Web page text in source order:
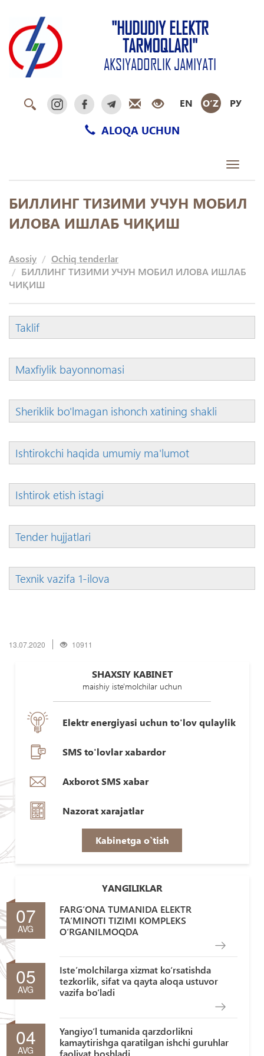
"HUDUDIY ELEKTR
TARMOQLARI"
AKSIYADORLIK JAMIYATI
EN O‘Z РУ
ALOQA UCHUN
Toggle
БИЛЛИНГ ТИЗИМИ УЧУН МОБИЛ
ИЛОВА ИШЛАБ ЧИҚИШ
Asosiy
Ochiq tenderlar
БИЛЛИНГ ТИЗИМИ УЧУН МОБИЛ ИЛОВА ИШЛАБ
ЧИҚИШ
Taklif
Maxfiylik bayonnomasi
Sheriklik bo'lmagan ishonch xatining shakli
Ishtirokchi haqida umumiy ma'lumot
Ishtirok etish istagi
Tender hujjatlari
Texnik vazifa 1-ilova
13.07.2020 10911
SHAXSIY KABINET
maishiy iste'molchilar uchun
Elektr energiyasi uchun to'lov qulaylik
SMS to'lovlar xabardor
Axborot SMS xabar
Nazorat xarajatlar
Kabinetga o`tish
YANGILIKLAR
07
AVG
FARG‘ONA TUMANIDA ELEKTR
TA’MINOTI TIZIMI KOMPLEKS
O‘RGANILMOQDA
05
AVG
Iste’molchilarga xizmat ko‘rsatishda
tezkorlik, sifat va qayta aloqa ustuvor
vazifa bo‘ladi
04
AVG
Yangiyo‘l tumanida qarzdorlikni
kamaytirishga qaratilgan ishchi guruhlar
faoliyat boshladi